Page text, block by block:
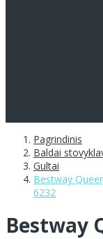
Pagrindinis
Baldai
Gultai
Bestway
6232
Bestway